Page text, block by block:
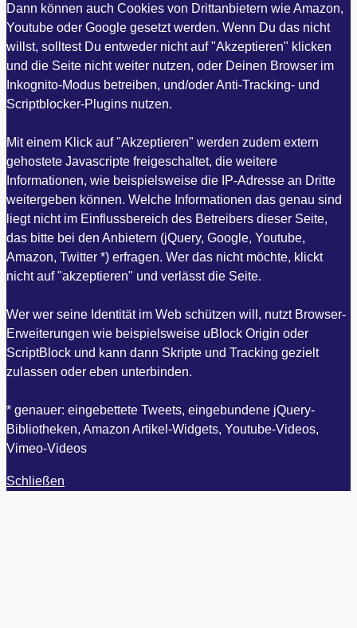
Dann können auch Cookies von Drittanbietern wie Amazon,
Youtube oder Google gesetzt werden. Wenn Du das nicht
willst, solltest Du entweder nicht auf "Akzeptieren" klicken
und die Seite nicht weiter nutzen, oder Deinen Browser im
Inkognito-Modus betreiben, und/oder Anti-Tracking- und
Scriptblocker-Plugins nutzen.
Mit einem Klick auf "Akzeptieren" werden zudem extern
gehostete Javascripte freigeschaltet, die weitere
Informationen, wie beispielsweise die IP-Adresse an Dritte
weitergeben können. Welche Informationen das genau sind
liegt nicht im Einflussbereich des Betreibers dieser Seite,
das bitte bei den Anbietern (jQuery, Google, Youtube,
Amazon, Twitter *) erfragen. Wer das nicht möchte, klickt
nicht auf "akzeptieren" und verlässt die Seite.
Wer wer seine Identität im Web schützen will, nutzt Browser-
Erweiterungen wie beispielsweise uBlock Origin oder
ScriptBlock und kann dann Skripte und Tracking gezielt
zulassen oder eben unterbinden.
* genauer: eingebettete Tweets, eingebundene jQuery-
Bibliotheken, Amazon Artikel-Widgets, Youtube-Videos,
Vimeo-Videos
Schließen